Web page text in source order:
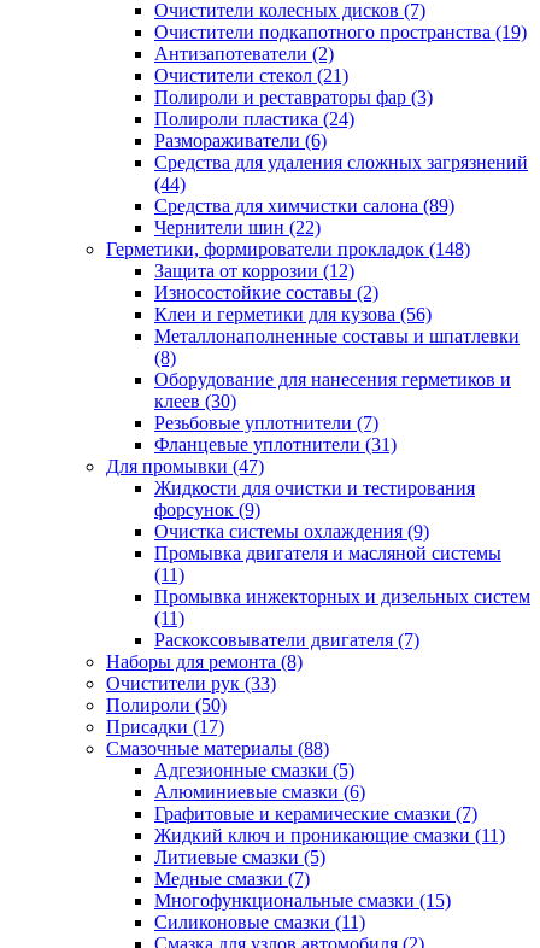
Очистители колесных дисков (7)
Очистители подкапотного пространства (19)
Антизапотеватели (2)
Очистители стекол (21)
Полироли и реставраторы фар (3)
Полироли пластика (24)
Размораживатели (6)
Средства для удаления сложных загрязнений
(44)
Средства для химчистки салона (89)
Чернители шин (22)
Герметики, формирователи прокладок (148)
Защита от коррозии (12)
Износостойкие составы (2)
Клеи и герметики для кузова (56)
Металлонаполненные составы и шпатлевки
(8)
Оборудование для нанесения герметиков и
клеев (30)
Резьбовые уплотнители (7)
Фланцевые уплотнители (31)
Для промывки (47)
Жидкости для очистки и тестирования
форсунок (9)
Очистка системы охлаждения (9)
Промывка двигателя и масляной системы
(11)
Промывка инжекторных и дизельных систем
(11)
Раскоксовыватели двигателя (7)
Наборы для ремонта (8)
Очистители рук (33)
Полироли (50)
Присадки (17)
Смазочные материалы (88)
Адгезионные смазки (5)
Алюминиевые смазки (6)
Графитовые и керамические смазки (7)
Жидкий ключ и проникающие смазки (11)
Литиевые смазки (5)
Медные смазки (7)
Многофункциональные смазки (15)
Силиконовые смазки (11)
Смазка для узлов автомобиля (2)